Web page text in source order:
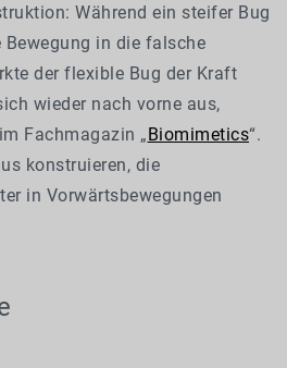
Während ein steifer Bug
in die falsche
der flexible Bug der Kraft
wieder nach vorne aus,
Fachmagazin „Biomimetics“.
konstruieren, die
in Vorwärtsbewegungen